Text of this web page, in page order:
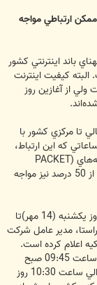
ارتباطي مواجه
باند اينترنتي کشور
کيفيت اينترنت
از آغازين روز
تا مرکزي کشور با
که اين ارتباط،
اصطلاحاً وصل بود، باز هم اين خطوط عملاً با ريزش بسته‌‏هاي (PACKET
LOSS) از حدود 20 درصد و حتي در برخي مواقع تا بيش از 50 درصد نيز مواجه
گفتني است، اوج اين اختلالات از حوالي ساعت 18:30 روز يکشنبه (14 مهر)تا
راستا، مدير عامل شرکت
اعلام کرده است.
اگرچه بنا به اظهارات مهندس ظهوري‌‏فر، اين اختلالات از ساعت 09:45 صبح
ديروز مرتفع شده است ولي طبق گزارشات موجود، از حوالي ساعت 10:30 روز